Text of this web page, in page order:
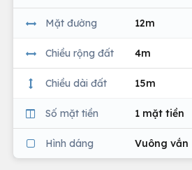
Mặt đường 12m
Chiều rộng đất 4m
Chiều dài đất 15m
Số mặt tiền 1 mặt tiền
Hình dáng Vuông vắn